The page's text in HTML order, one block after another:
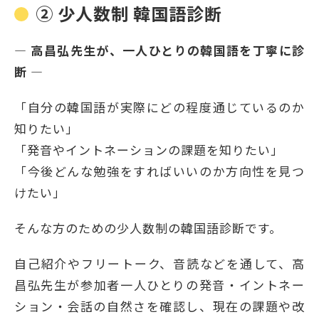
② 少人数制 韓国語診断
― 高昌弘先生が、一人ひとりの韓国語を丁寧に診
断 ―
「自分の韓国語が実際にどの程度通じているのか
知りたい」
「発音やイントネーションの課題を知りたい」
「今後どんな勉強をすればいいのか方向性を見つ
けたい」
そんな方のための少人数制の韓国語診断です。
自己紹介やフリートーク、音読などを通して、高
昌弘先生が参加者一人ひとりの発音・イントネー
ション・会話の自然さを確認し、現在の課題や改